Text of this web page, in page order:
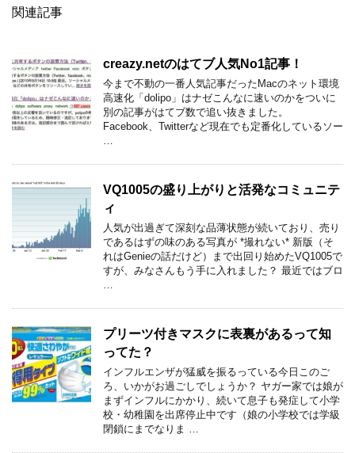
関連記事
creazy.netのはてブ人気No1記事！
今まで不動の一番人気記事だったMacのネット環境
高速化「dolipo」はナゼこんなに速いのかをついに
別の記事がはてブ数で追い抜きました。
Facebook、Twitterなど現在でも定番化しているソー
VQ1005の盛り上がりと活発なコミュニテ
ィ
人気が出過ぎて深刻な品薄状態が続いており、売り
であるはずの味のある写真が *撮れない* 新版（そ
れはGenieの話だけど）まで出回り始めたVQ1005で
すが、みなさんもう手に入れました？ 最近ではブロ
プリーツ付きマスクに表裏があるって知
ってた？
インフルエンザが猛威を振るっている今日このご
ろ、いかがお過ごしでしょうか？ ヤガー家では娘が
まずインフルにかかり、続いて息子も発症して小学
校・幼稚園を出席停止中です（娘の小学校では学級
閉鎖にまでなりま …